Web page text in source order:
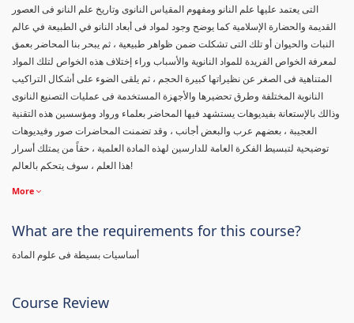
التى يعتمد عليها علم النانو ومفهوم المقياس النانوى وتاريخ علم النانو فى العصور
القديمة والحضارة الإسلامية كما يوضح وجود لمواد فى أبعاد النانو في الطبيعة في عالم
النبات والحيوان أو تلك التى تشكلت ضمن ظواهر طبيعية ، ثم يبحر بنا المحاضر بعمق
لمعرفة الخواص الفريدة للمواد النانوية والأسباب وراء إختلاف هذه الخواص لتلك المواد
المتناهية فى الصغر عن نظيراتها كبيرة الحجم ، ثم يلقى الضوء على أشكال التراكيب
النانوية المختلفة وطرق تحضيرها والأجهزة المستخدمة فى عمليات التصنيع النانوى
وذالك بالإستعانة بفيديوهات يستشهد فيها المحاضر بعلماء ورواد ومؤسسين هذه التقنية
العجيبة ، بعضهم عرب والبعض أجانب ، وقد تضمنت المحاضرات صور وفيديوهات
توضيحية لتبسيط الفكرة العامة للدارسين لهذه المادة العلمية ، حقاً من يمتلك أسرار
هذا العلم ، سوف يتحكم بالعالم!
More
What are the requirements for this course?
أساسيات بسيطة فى علوم المادة
Course Review